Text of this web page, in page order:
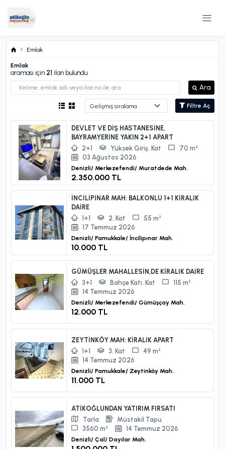
Emlak
Emlak
araması için 21 ilan bulundu
Ara
Filtre Aç
DEVLET VE DİŞ HASTANESİNE,
BAYRAMYERİNE YAKIN 2+1 APART
2+1
Yüksek Giriş. Kat
70 m²
03 Ağustos 2026
Denizli/ Merkezefendi/ Muratdede Mah.
2.350.000 TL
İNCİLİPINAR MAH: BALKONLU 1+1 KİRALIK
DAİRE
1+1
2. Kat
55 m²
17 Temmuz 2026
Denizli/ Pamukkale/ İncilipınar Mah.
10.000 TL
GÜMÜŞLER MAHALLESİN,DE KİRALIK DAİRE
3+1
Bahçe Katı. Kat
115 m²
14 Temmuz 2026
Denizli/ Merkezefendi/ Gümüşçay Mah.
12.000 TL
ZEYTİNKÖY MAH: KİRALIK APART
1+1
3. Kat
49 m²
14 Temmuz 2026
Denizli/ Pamukkale/ Zeytinköy Mah.
11.000 TL
ATİKOĞLUNDAN YATIRIM FIRSATI
Tarla
Müstakil Tapu
3560 m²
14 Temmuz 2026
Denizli/ Çal/ Dayılar Mah.